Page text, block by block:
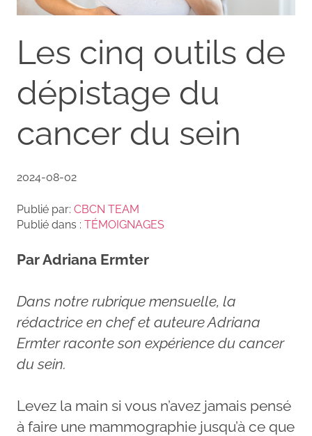
Les cinq outils de
dépistage du
cancer du sein
2024-08-02
Publié par: CBCN TEAM
Publié dans : TÉMOIGNAGES
Par Adriana Ermter
Dans notre rubrique mensuelle, la
rédactrice en chef et auteure Adriana
Ermter raconte son expérience du cancer
du sein.
Levez la main si vous n’avez jamais pensé
à faire une mammographie jusqu’à ce que